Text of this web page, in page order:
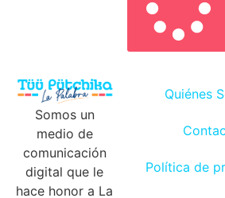
Somos un
medio de
comunicación
digital que le
hace honor a La
Quiénes
Política de